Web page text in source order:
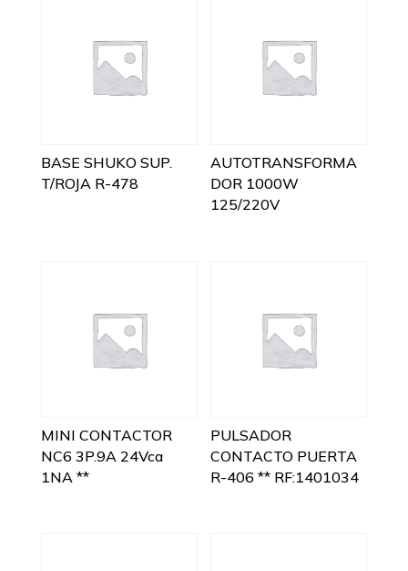
BASE SHUKO SUP.
T/ROJA R-478
AUTOTRANSFORMA
DOR 1000W
125/220V
MINI CONTACTOR
NC6 3P.9A 24Vca
1NA **
PULSADOR
CONTACTO PUERTA
R-406 ** RF:1401034